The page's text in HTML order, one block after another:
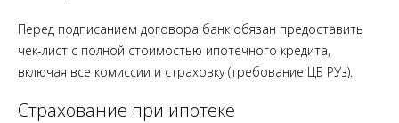
Перед подписанием договора банк обязан предоставить
чек-лист с полной стоимостью ипотечного кредита,
включая все комиссии и страховку (требование ЦБ РУз).
Страхование при ипотеке